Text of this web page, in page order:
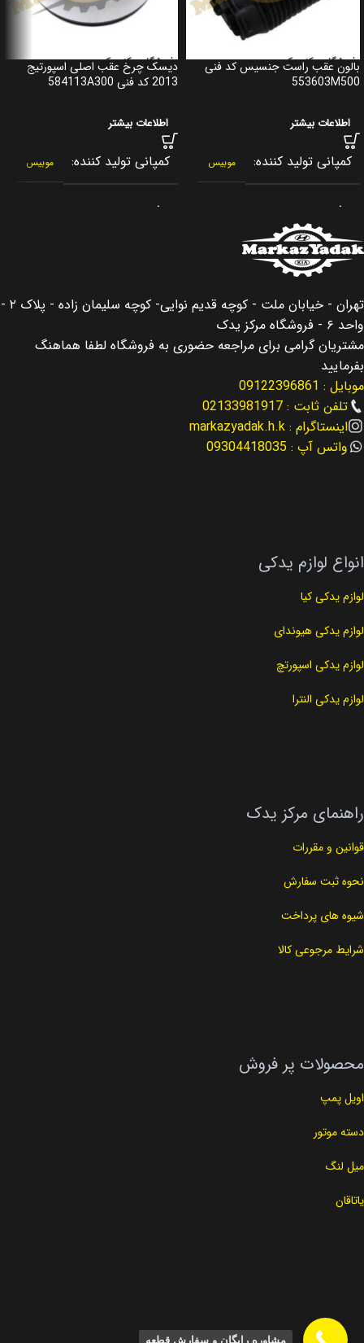
بالون عقب راست جنسیس کد فنی
553603M500
اطلاعات بیشتر
کمپانی تولید کننده موبیس
برند
کشور سازنده کره جنوبی
اصالت کالا اصلی
مناسب برای
جنسیس Gensesis
نوع لوازم لوازم عقب بندی
دیسک چرخ عقب اصلی اسپورتیج
2013 کد فنی 584113A300
اطلاعات بیشتر
کمپانی تولید کننده موبیس
برند
اصالت کالا اصلی
مناسب برای
تهران - خیابان ملت - کوچه قدیم نوایی- کوچه سلیمان زاده - پلاک ۲ -
واحد ۶ - فروشگاه مرکز یدک
مشتریان گرامی برای مراجعه حضوری به فروشگاه لطفا هماهنگ
بفرمایید
موبایل : 09122396861
تلفن ثابت : 02133981917
اینستاگرام : markazyadak.h.k
واتس آپ : 09304418035
انواع لوازم یدکی
لوازم یدکی کیا
لوازم یدکی هیوندای
لوازم یدکی اسپورتچ
لوازم یدکی النترا
راهنمای مرکز یدک
قوانین و مقررات
نحوه ثبت سفارش
شیوه های پرداخت
شرایط مرجوعی کالا
محصولات پر فروش
اویل پمپ
دسته موتور
میل لنگ
یاتاقان
مشاوره رایگان و سفارش قطعه